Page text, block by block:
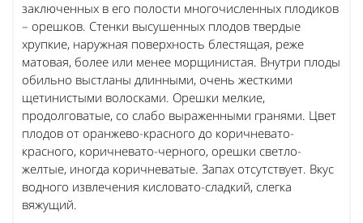
заключенных в его полости многочисленных плодиков
– орешков. Стенки высушенных плодов твердые
хрупкие, наружная поверхность блестящая, реже
матовая, более или менее морщинистая. Внутри плоды
обильно выстланы длинными, очень жесткими
щетинистыми волосками. Орешки мелкие,
продолговатые, со слабо выраженными гранями. Цвет
плодов от оранжево-красного до коричневато-
красного, коричневато-черного, орешки светло-
желтые, иногда коричневатые. Запах отсутствует. Вкус
водного извлечения кисловато-сладкий, слегка
вяжущий.